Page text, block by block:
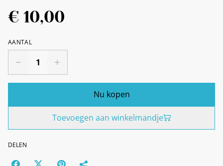
€ 10,00
AANTAL
Nu kopen
Toevoegen aan winkelmandje
DELEN